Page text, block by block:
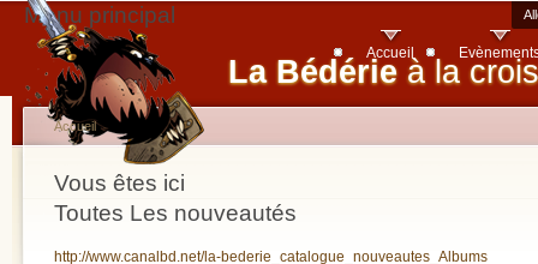
La Bédérie à la
Menu principal
Accueil
Vous êtes ici
Accueil
Toutes Les nouveautés
http://www.canalbd.net/la-bederie_catalogue_nouveautes_Albums